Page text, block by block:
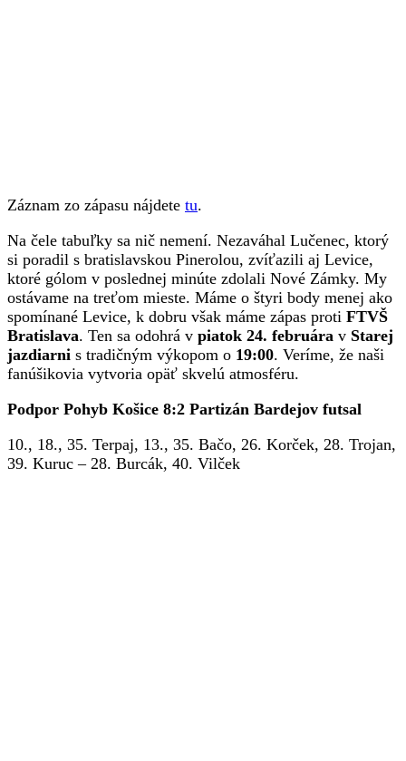
Záznam zo zápasu nájdete tu.
Na čele tabuľky sa nič nemení. Nezaváhal Lučenec, ktorý
si poradil s bratislavskou Pinerolou, zvíťazili aj Levice,
ktoré gólom v poslednej minúte zdolali Nové Zámky. My
ostávame na treťom mieste. Máme o štyri body menej ako
spomínané Levice, k dobru však máme zápas proti FTVŠ
Bratislava. Ten sa odohrá v piatok 24. februára v Starej
jazdiarni s tradičným výkopom o 19:00. Veríme, že naši
fanúšikovia vytvoria opäť skvelú atmosféru.
Podpor Pohyb Košice 8:2 Partizán Bardejov futsal
10., 18., 35. Terpaj, 13., 35. Bačo, 26. Korček, 28. Trojan,
39. Kuruc – 28. Burcák, 40. Vilček